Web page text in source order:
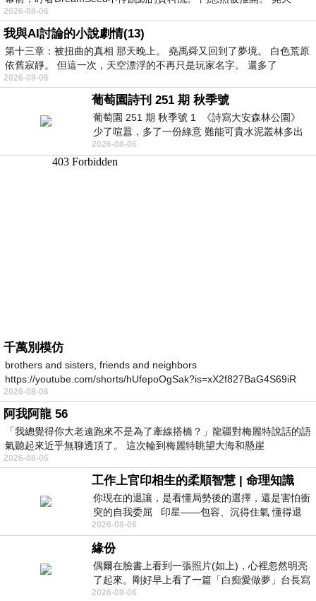
2026-08-06
我與AI討論的小說劇情(13)
第十三章：被扭曲的真相 那天晚上。 堯禹舜又回到了夢境。 白色荒原
依舊寂靜。 但這一次，天空漂浮的不再只是玩家名字。 還多了
2026-08-06
葡萄園詩刊 251 期 秋季號
葡萄園 251 期 秋季號 1 《詩寫大安森林公園》
少了喧囂，多了一份綠意 難能可貴水泥叢林多出
一
2026-08-06
千萬別模仿
brothers and sisters, friends and neighbors
https://youtube.com/shorts/hUfepoOgSak?is=xX2f827BaG4S69iR
https
2026-08-06
阿我阿龍 56
「我總覺得你大老遠跑來不是為了牽線搭橋？」龍疆對梅麗特說話的語
氣聽起來近乎無聊透頂了。 這次輪到梅麗特眺望大海和懸崖
2026-08-06
工作上官印相生的柔順智慧 | 命理知識
你現在的退讓，是看懂局勢後的選擇，還是害怕衝
突的自我委屈 印星——包容、沉得住氣 懂得退
一步觀察，不會
2026-08-06
緣份
偶爾在臉書上看到一張照片(如上)，心裡忽然明亮
了起來。剛好早上看了一篇「白痴愛做夢」台長寫
的貼文，在回顧年輕時瘋狂愛上
2026-08-06